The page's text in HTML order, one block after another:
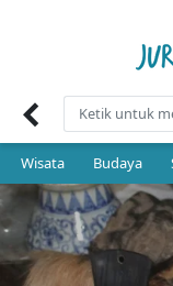
Wisata Budaya